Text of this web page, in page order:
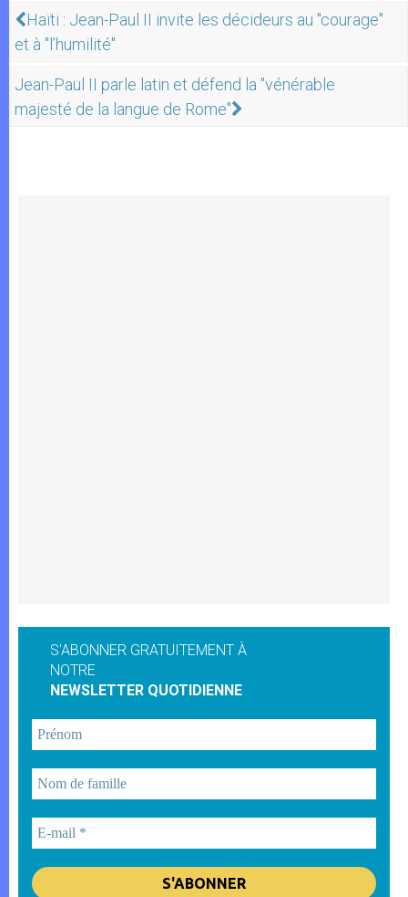
Haïti : Jean-Paul II invite les décideurs au "courage"
et à "l’humilité"
Jean-Paul II parle latin et défend la "vénérable
majesté de la langue de Rome"
S'ABONNER GRATUITEMENT À
NOTRE
NEWSLETTER QUOTIDIENNE